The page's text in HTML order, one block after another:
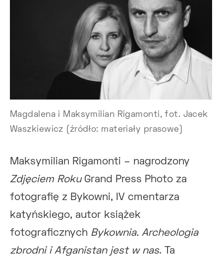
Magdalena i Maksymilian Rigamonti, fot. Jacek
Waszkiewicz (źródło: materiały prasowe)
Maksymilian Rigamonti – nagrodzony
Zdjęciem RokuGrand Press Photo za
fotografię z Bykowni, IV cmentarza
katyńskiego, autor książek
fotograficznych Bykownia. Archeologia
zbrodnii Afganistan jest w nas. Ta